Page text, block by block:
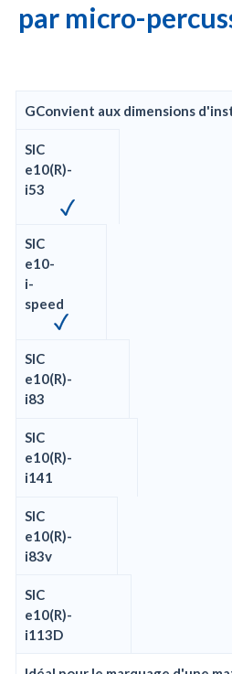
par micro-
GConvient aux dimensions
SIC
e10(R)-
i53
SIC
e10-
i-
speed
SIC
e10(R)-
i83
SIC
e10(R)-
i141
SIC
e10(R)-
i83v
SIC
e10(R)-
i113D